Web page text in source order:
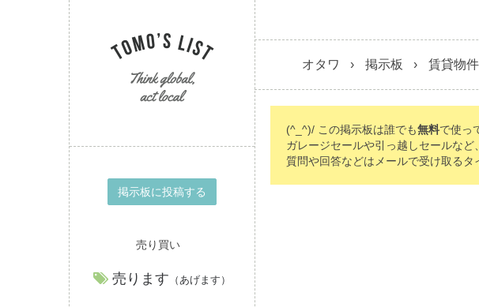
掲示板に投稿する
売り買い
売ります （あげます）
オタワ 掲示板 賃貸物件
(^_^)/ この掲示板は誰でも無料で使っ
ガレージセールや引っ越しセールな
質問や回答などはメールで受け取るタ